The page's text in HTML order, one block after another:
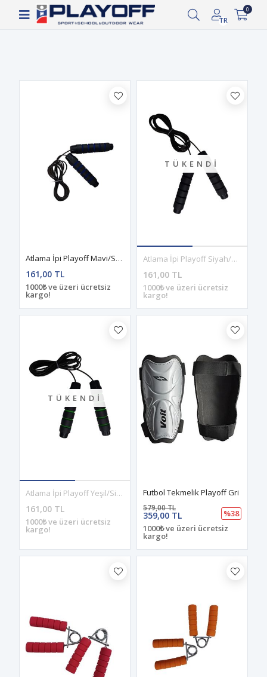
1.000 TL ve üzeri ücretsiz kargo!
TR
0
Filtrele
Atlama İpi Playoff Mavi/Siyah
161,00 TL
1000₺ ve üzeri ücretsiz
kargo!
TÜKENDI
Atlama İpi Playoff Siyah/Siyah
161,00 TL
1000₺ ve üzeri ücretsiz
kargo!
TÜKENDI
Atlama İpi Playoff Yeşil/Siyah
161,00 TL
1000₺ ve üzeri ücretsiz
kargo!
Futbol Tekmelik Playoff Gri
359,00 TL
579,00 TL
%38
1000₺ ve üzeri ücretsiz
kargo!